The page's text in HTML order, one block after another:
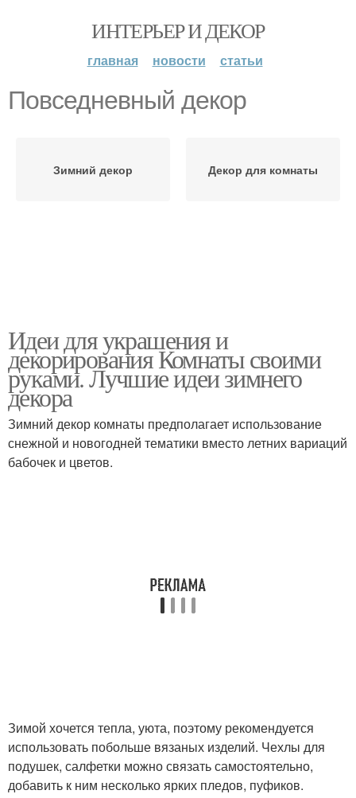
ИНТЕРЬЕР И ДЕКОР
главная новости статьи
Повседневный декор
Зимний декор Декор для комнаты
Идеи для украшения и
декорирования Комнаты своими
руками. Лучшие идеи зимнего
декора
Зимний декор комнаты предполагает использование
снежной и новогодней тематики вместо летних вариаций
бабочек и цветов.
Зимой хочется тепла, уюта, поэтому рекомендуется
использовать побольше вязаных изделий. Чехлы для
подушек, салфетки можно связать самостоятельно,
добавить к ним несколько ярких пледов, пуфиков.